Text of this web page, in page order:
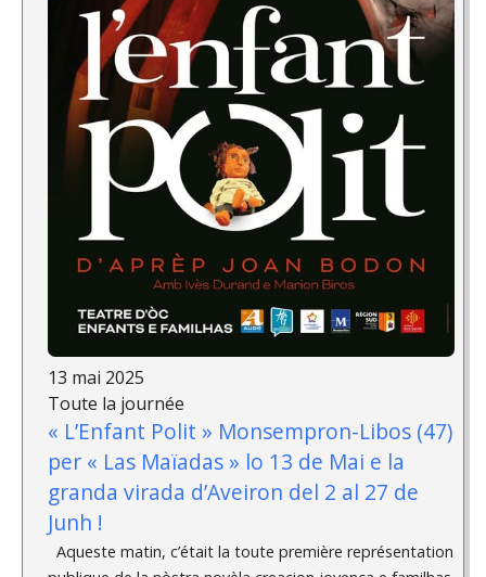
13 mai 2025
Toute la journée
« L’Enfant Polit » Monsempron-Libos (47)
per « Las Maïadas » lo 13 de Mai e la
granda virada d’Aveiron del 2 al 27 de
Junh !
Aqueste matin, c’était la toute première représentation